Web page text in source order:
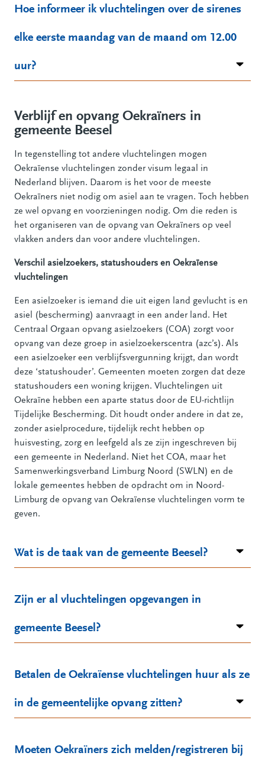
Hoe informeer ik vluchtelingen over de sirenes
elke eerste maandag van de maand om 12.00
uur?
Verblijf en opvang Oekraïners in
gemeente Beesel
In tegenstelling tot andere vluchtelingen mogen
Oekraïense vluchtelingen zonder visum legaal in
Nederland blijven. Daarom is het voor de meeste
Oekraïners niet nodig om asiel aan te vragen. Toch hebben
ze wel opvang en voorzieningen nodig. Om die reden is
het organiseren van de opvang van Oekraïners op veel
vlakken anders dan voor andere vluchtelingen.
Verschil asielzoekers, statushouders en Oekraïense
vluchtelingen
Een asielzoeker is iemand die uit eigen land gevlucht is en
asiel (bescherming) aanvraagt in een ander land. Het
Centraal Orgaan opvang asielzoekers (COA) zorgt voor
opvang van deze groep in asielzoekerscentra (azc’s). Als
een asielzoeker een verblijfsvergunning krijgt, dan wordt
deze ‘statushouder’. Gemeenten moeten zorgen dat deze
statushouders een woning krijgen. Vluchtelingen uit
Oekraïne hebben een aparte status door de EU-richtlijn
Tijdelijke Bescherming. Dit houdt onder andere in dat ze,
zonder asielprocedure, tijdelijk recht hebben op
huisvesting, zorg en leefgeld als ze zijn ingeschreven bij
een gemeente in Nederland. Niet het COA, maar het
Samenwerkingsverband Limburg Noord (SWLN) en de
lokale gemeentes hebben de opdracht om in Noord-
Limburg de opvang van Oekraïense vluchtelingen vorm te
geven.
Wat is de taak van de gemeente Beesel?
Zijn er al vluchtelingen opgevangen in
gemeente Beesel?
Betalen de Oekraïense vluchtelingen huur als ze
in de gemeentelijke opvang zitten?
Moeten Oekraïners zich melden/registreren bij